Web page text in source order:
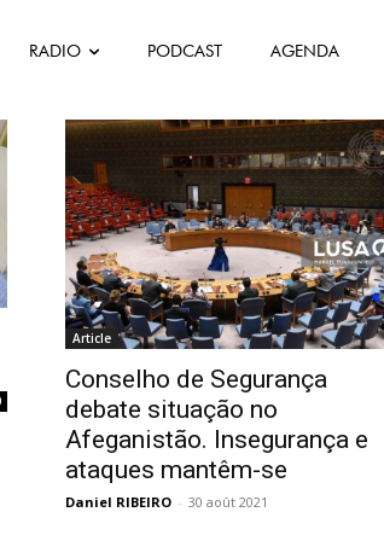
RADIO PODCAST AGENDA
Article
Conselho de Segurança
debate situação no
Afeganistão. Insegurança e
ataques mantêm-se
Daniel RIBEIRO - 30 août 2021